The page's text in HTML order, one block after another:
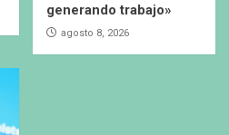
generando trabajo»
agosto 8, 2026